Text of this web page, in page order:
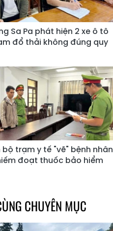
Sa Pa phát hiện 2 xe ô tô
đổ thải không đúng quy
bộ trạm y tế "vẽ" bệnh nhân
đoạt thuốc bảo hiểm
CHUYÊN MỤC